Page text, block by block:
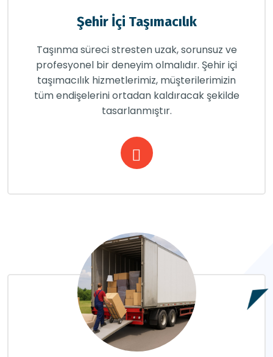
Şehir İçi Taşımacılık
Taşınma süreci stresten uzak, sorunsuz ve
profesyonel bir deneyim olmalıdır. Şehir içi
taşımacılık hizmetlerimiz, müşterilerimizin
tüm endişelerini ortadan kaldıracak şekilde
tasarlanmıştır.